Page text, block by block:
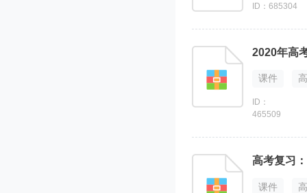
ID：685304
2020年高
课件
ID：
465509
高考复习
课件